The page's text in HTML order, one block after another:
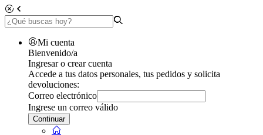
Mi cuenta
Bienvenido/a
Ingresar o crear cuenta
Accede a tus datos personales, tus pedidos y solicita
devoluciones:
Correo electrónico
Ingrese un correo válido
Continuar